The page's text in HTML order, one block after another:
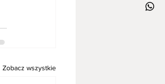
Zobacz wszystkie